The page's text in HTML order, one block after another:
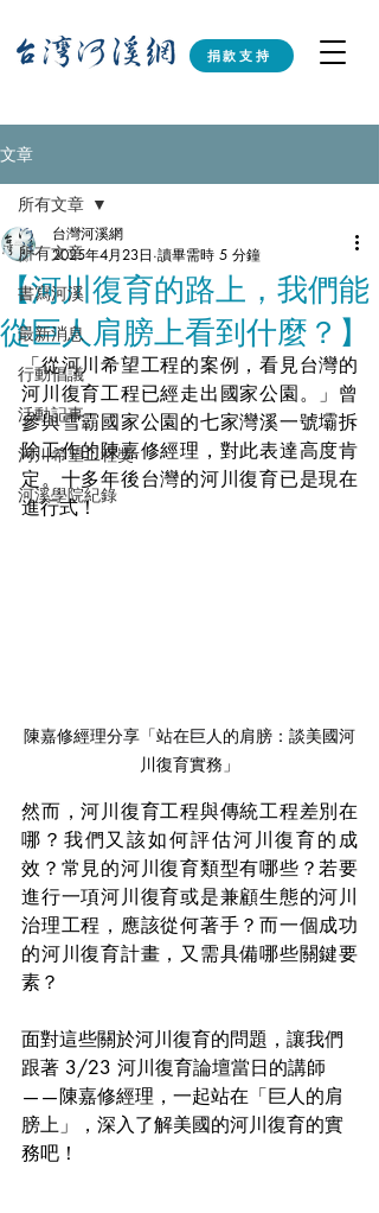
捐款支持
文章
所有文章
書寫河溪
最新消息
行動倡議
活動記事
河川希望工程獎
河溪學院紀錄
所有文章
【河川復育的路上，我們能
從巨人肩膀上看到什麼？】
台灣河溪網
2025年4月23日 讀畢需時 5 分鐘
「從河川希望工程的案例，看見台灣的
河川復育工程已經走出國家公園。」曾
參與雪霸國家公園的七家灣溪一號壩拆
除工作的陳嘉修經理，對此表達高度肯
定。十多年後台灣的河川復育已是現在
進行式！
陳嘉修經理分享「站在巨人的肩膀：談美國河
川復育實務」
然而，河川復育工程與傳統工程差別在
哪？我們又該如何評估河川復育的成
效？常見的河川復育類型有哪些？若要
進行一項河川復育或是兼顧生態的河川
治理工程，應該從何著手？而一個成功
的河川復育計畫，又需具備哪些關鍵要
素？
面對這些關於河川復育的問題，讓我們
跟著 3/23 河川復育論壇當日的講師
——陳嘉修經理，一起站在「巨人的肩
膀上」，深入了解美國的河川復育的實
務吧！